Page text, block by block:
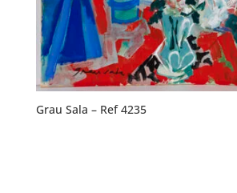
Grau Sala – Ref 4235